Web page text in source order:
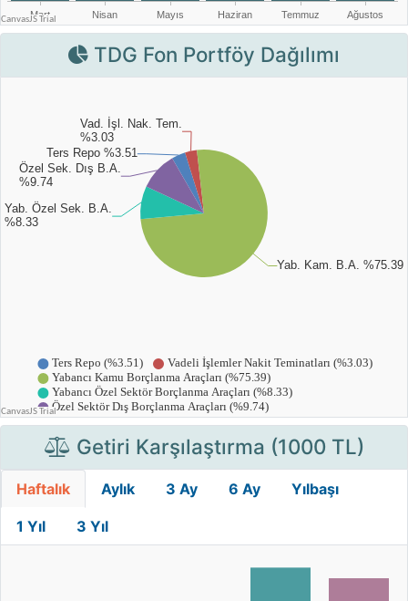
TDG Fon Portföy Dağılımı
Getiri Karşılaştırma (1000 TL)
Haftalık Aylık 3 Ay 6 Ay Yılbaşı
1 Yıl 3 Yıl